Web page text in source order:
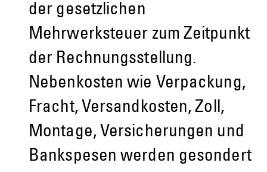
der gesetzlichen
Mehrwerksteuer zum Zeitpunkt
der Rechnungsstellung.
Nebenkosten wie Verpackung,
Fracht, Versandkosten, Zoll,
Montage, Versicherungen und
Bankspesen werden gesondert